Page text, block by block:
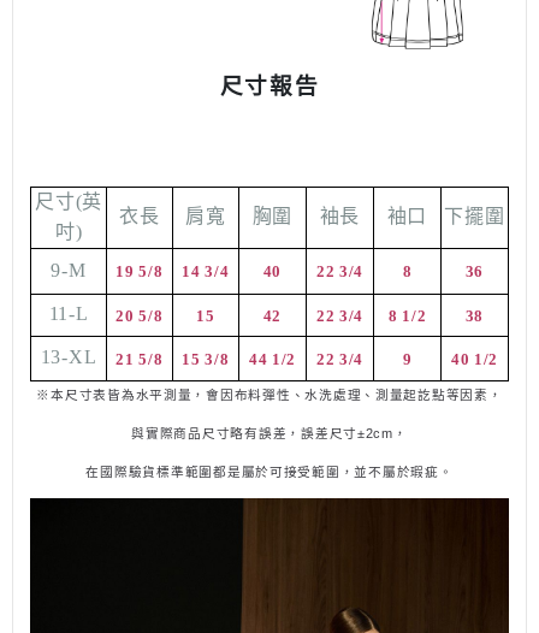
尺寸報告
尺寸(英
吋)
衣長 肩寬 胸圍 袖長 袖口 下擺圍
9-M 19 5/8 14 3/4 40 22 3/4 8 36
11-L 20 5/8 15 42 22 3/4 8 1/2 38
13-XL 21 5/8 15 3/8 44 1/2 22 3/4 9 40 1/2
※本尺寸表皆為水平測量，會因布料彈性、水洗處理、測量起訖點等因素，
與實際商品尺寸略有誤差，誤差尺寸±2cm ，
在國際驗貨標準範圍都是屬於可接受範圍，並不 屬於瑕疵。